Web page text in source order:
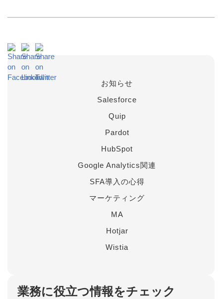
お知らせ
Salesforce
Quip
Pardot
HubSpot
Google Analytics関連
SFA導入の心得
マーケティング
MA
Hotjar
Wistia
業務に役立つ情報をチェック